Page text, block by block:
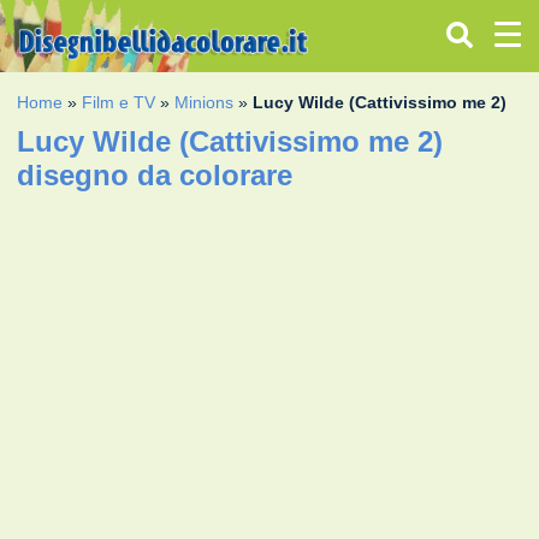
Home » Film e TV » Minions » Lucy Wilde (Cattivissimo me 2)
Lucy Wilde (Cattivissimo me 2)
disegno da colorare